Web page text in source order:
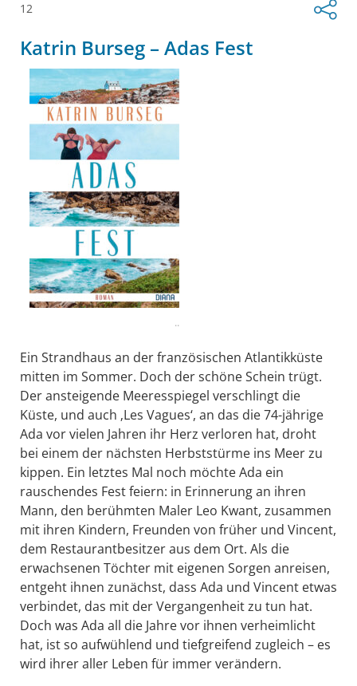
12
Katrin Burseg – Adas Fest
..
Ein Strandhaus an der französischen Atlantikküste
mitten im Sommer. Doch der schöne Schein trügt.
Der ansteigende Meeresspiegel verschlingt die
Küste, und auch ‚Les Vagues‘, an das die 74-jährige
Ada vor vielen Jahren ihr Herz verloren hat, droht
bei einem der nächsten Herbststürme ins Meer zu
kippen. Ein letztes Mal noch möchte Ada ein
rauschendes Fest feiern: in Erinnerung an ihren
Mann, den berühmten Maler Leo Kwant, zusammen
mit ihren Kindern, Freunden von früher und Vincent,
dem Restaurantbesitzer aus dem Ort. Als die
erwachsenen Töchter mit eigenen Sorgen anreisen,
entgeht ihnen zunächst, dass Ada und Vincent etwas
verbindet, das mit der Vergangenheit zu tun hat.
Doch was Ada all die Jahre vor ihnen verheimlicht
hat, ist so aufwühlend und tiefgreifend zugleich – es
wird ihrer aller Leben für immer verändern.